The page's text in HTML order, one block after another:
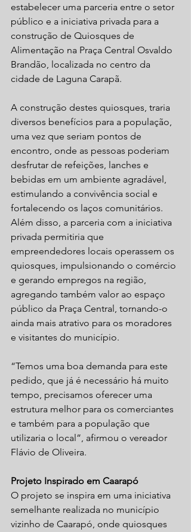
estabelecer uma parceria entre o setor
público e a iniciativa privada para a
construção de Quiosques de
Alimentação na Praça Central Osvaldo
Brandão, localizada no centro da
cidade de Laguna Carapã.
A construção destes quiosques, traria
diversos benefícios para a população,
uma vez que seriam pontos de
encontro, onde as pessoas poderiam
desfrutar de refeições, lanches e
bebidas em um ambiente agradável,
estimulando a convivência social e
fortalecendo os laços comunitários.
Além disso, a parceria com a iniciativa
privada permitiria que
empreendedores locais operassem os
quiosques, impulsionando o comércio
e gerando empregos na região,
agregando também valor ao espaço
público da Praça Central, tornando-o
ainda mais atrativo para os moradores
e visitantes do município.
“Temos uma boa demanda para este
pedido, que já é necessário há muito
tempo, precisamos oferecer uma
estrutura melhor para os comerciantes
e também para a população que
utilizaria o local”, afirmou o vereador
Flávio de Oliveira.
Projeto Inspirado em Caarapó
O projeto se inspira em uma iniciativa
semelhante realizada no município
vizinho de Caarapó, onde quiosques